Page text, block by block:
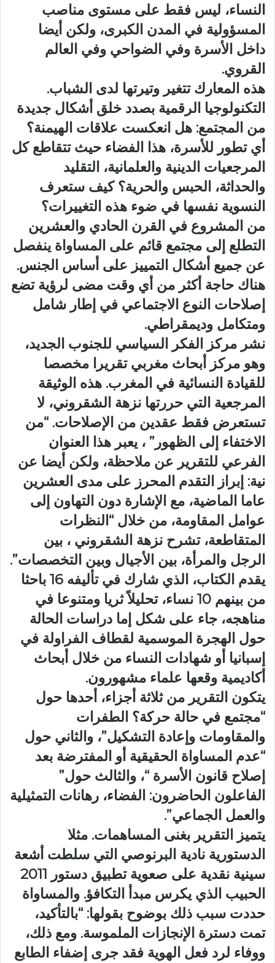
النساء، ليس فقط على مستوى مناصب
المسؤولية في المدن الكبرى، ولكن أيضا
داخل الأسرة وفي الضواحي وفي العالم
القروي.
هذه المعارك تتغير وتيرتها لدى الشباب.
التكنولوجيا الرقمية بصدد خلق أشكال جديدة
من المجتمع: هل انعكست علاقات الهيمنة؟
أي تطور للأسرة، هذا الفضاء حيث تتقاطع كل
المرجعيات الدينية والعلمانية، التقليد
والحداثة، الحبس والحرية؟ كيف ستعرف
النسوية نفسها في ضوء هذه التغييرات؟
من المشروع في القرن الحادي والعشرين
التطلع إلى مجتمع قائم على المساواة ينفصل
عن جميع أشكال التمييز على أساس الجنس.
هناك حاجة أكثر من أي وقت مضى لرؤية تضع
إصلاحات النوع الاجتماعي في إطار شامل
ومتكامل وديمقراطي.
نشر مركز الفكر السياسي للجنوب الجديد،
وهو مركز أبحاث مغربي تقريرا مخصصا
للقيادة النسائية في المغرب. هذه الوثيقة
المرجعية التي حررتها نزهة الشقروني، لا
تستعرض فقط عقدين من الإصلاحات. “من
الاختفاء إلى الظهور” ، يعبر هذا العنوان
الفرعي للتقرير عن ملاحظة، ولكن أيضا عن
نية: إبراز التقدم المحرز على مدى العشرين
عاما الماضية، مع الإشارة دون التهاون إلى
عوامل المقاومة، من خلال “النظرات
المتقاطعة، تشرح نزهة الشقروني ، بين
الرجل والمرأة، بين الأجيال وبين التخصصات”.
يقدم الكتاب، الذي شارك في تأليفه 16 باحثا
من بينهم 10 نساء، تحليلاً ثريا ومتنوعا في
مناهجه، جاء على شكل إما دراسات الحالة
حول الهجرة الموسمية لقطاف الفراولة في
إسبانيا أو شهادات النساء من خلال أبحاث
أكاديمية وقعها علماء مشهورون.
يتكون التقرير من ثلاثة أجزاء، أحدها حول
“مجتمع في حالة حركة؟ الطفرات
والمقاومات وإعادة التشكيل”، والثاني حول
“عدم المساواة الحقيقية أو المفترضة بعد
إصلاح قانون الأسرة “، والثالث حول”
الفاعلون الحاضرون: الفضاء، رهانات التمثيلية
والعمل الجماعي”.
يتميز التقرير بغنى المساهمات. مثلا
الدستورية نادية البرنوصي التي سلطت أشعة
سينية نقدية على صعوية تطبيق دستور 2011
الحبيب الذي يكرس مبدأ التكافؤ. والمساواة
حددت سبب ذلك بوضوح بقولها: “بالتأكيد،
تمت دسترة الإنجازات الملموسة. ومع ذلك،
ووفاء لرد فعل الهوية فقد جرى إضفاء الطابع